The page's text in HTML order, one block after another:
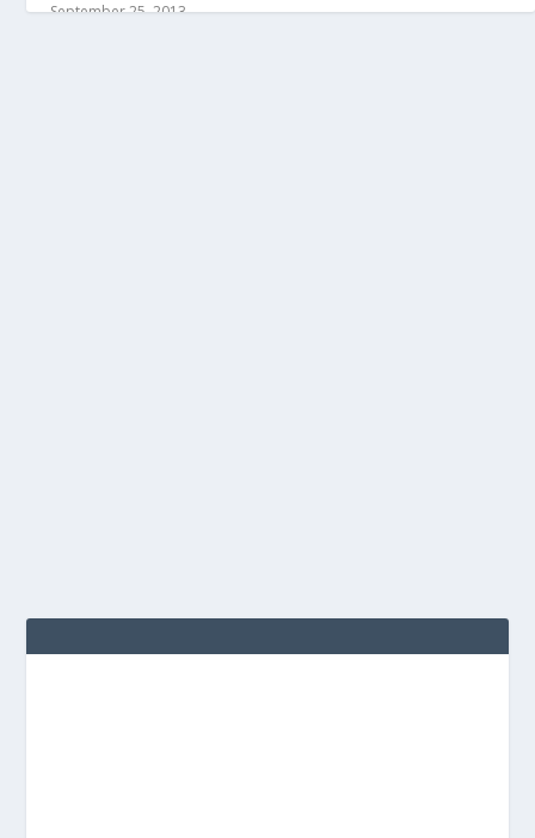
September 25, 2013